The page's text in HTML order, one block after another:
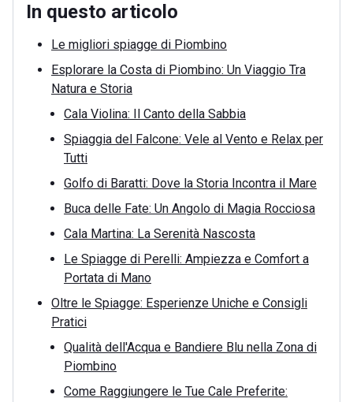
In questo articolo
Le migliori spiagge di Piombino
Esplorare la Costa di Piombino: Un Viaggio Tra
Natura e Storia
Cala Violina: Il Canto della Sabbia
Spiaggia del Falcone: Vele al Vento e Relax per
Tutti
Golfo di Baratti: Dove la Storia Incontra il Mare
Buca delle Fate: Un Angolo di Magia Rocciosa
Cala Martina: La Serenità Nascosta
Le Spiagge di Perelli: Ampiezza e Comfort a
Portata di Mano
Oltre le Spiagge: Esperienze Uniche e Consigli
Pratici
Qualità dell'Acqua e Bandiere Blu nella Zona di
Piombino
Come Raggiungere le Tue Cale Preferite: